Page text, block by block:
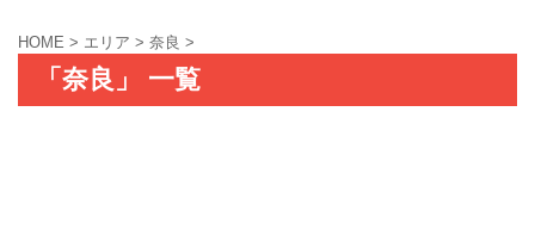
HOME > エリア > 奈良 >
「奈良」 一覧